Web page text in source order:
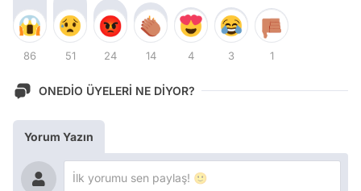
86 51 24 14 4 3 1
ONEDİO ÜYELERİ NE DİYOR?
Yorum Yazın